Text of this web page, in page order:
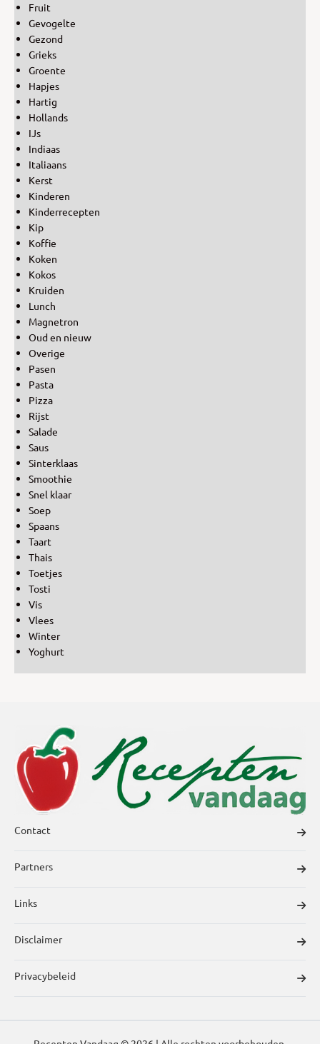
Fruit
Gevogelte
Gezond
Grieks
Groente
Hapjes
Hartig
Hollands
IJs
Indiaas
Italiaans
Kerst
Kinderen
Kinderrecepten
Kip
Koffie
Koken
Kokos
Kruiden
Lunch
Magnetron
Oud en nieuw
Overige
Pasen
Pasta
Pizza
Rijst
Salade
Saus
Sinterklaas
Smoothie
Snel klaar
Soep
Spaans
Taart
Thais
Toetjes
Tosti
Vis
Vlees
Winter
Yoghurt
Contact
Partners
Links
Disclaimer
Privacybeleid